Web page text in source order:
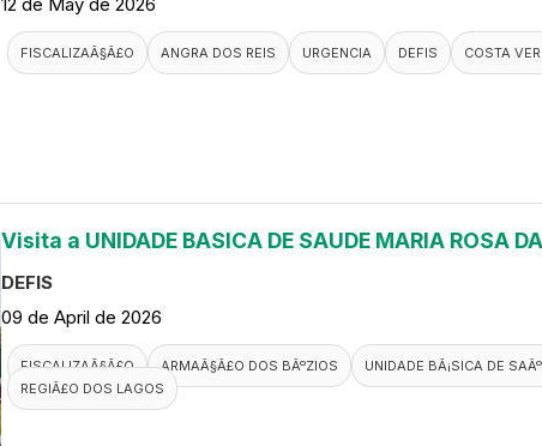
12 de May de 2026
FISCALIZAÃ§Ã£O ANGRA DOS REIS URGENCIA DEFIS COSTA
Visita a UNIDADE BASICA DE SAUDE MARIA ROSA
DEFIS
09 de April de 2026
FISCALIZAÃ§Ã£O ARMAÃ§Ã£O DOS BÃºZIOS UNIDADE BÃ¡SICA DE
REGIÃ£O DOS LAGOS